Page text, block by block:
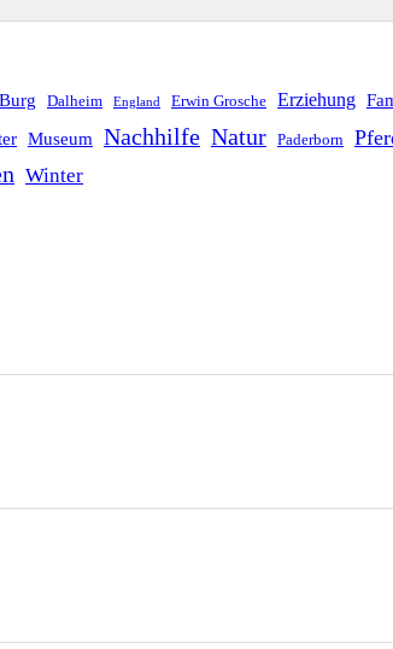
Burg Dalheim England Erwin Grosche Erziehung
Museum Nachhilfe Natur Paderborn
Winter